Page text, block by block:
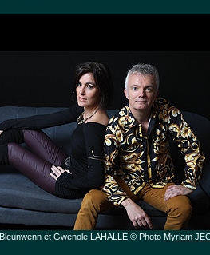
et Gwenole LAHALLE © Photo Myriam